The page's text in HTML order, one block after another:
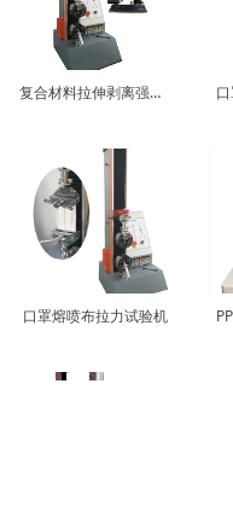
复合材料拉伸剥离强度试验机
口罩熔喷布拉力试验机